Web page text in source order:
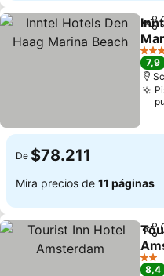
Ver
4
7,9
De $78.211
Mira precios de 11 páginas
Ver
2
8,4